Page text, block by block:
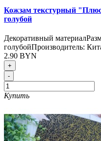
Кожзам текстурный
голубой
Декоративный
голубойПроизводитель:
2.90 BYN
+
-
Купить